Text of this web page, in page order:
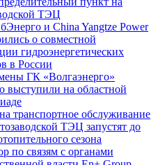
ТЭЦ
и China Yangtze Power
о совместной
гидроэнергетических
в России
ГК «Волгаэнерго»
выступили на областной
транспортное обслуживание
ТЭЦ запустят до
сезона
по связям с органами